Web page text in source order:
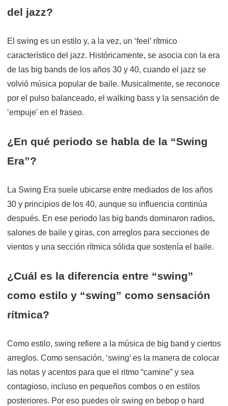
del jazz?
El swing es un estilo y, a la vez, un ‘feel’ rítmico
característico del jazz. Históricamente, se asocia con la era
de las big bands de los años 30 y 40, cuando el jazz se
volvió música popular de baile. Musicalmente, se reconoce
por el pulso balanceado, el walking bass y la sensación de
‘empuje’ en el fraseo.
¿En qué periodo se habla de la “Swing
Era”?
La Swing Era suele ubicarse entre mediados de los años
30 y principios de los 40, aunque su influencia continúa
después. En ese periodo las big bands dominaron radios,
salones de baile y giras, con arreglos para secciones de
vientos y una sección rítmica sólida que sostenía el baile.
¿Cuál es la diferencia entre “swing”
como estilo y “swing” como sensación
rítmica?
Como estilo, swing refiere a la música de big band y ciertos
arreglos. Como sensación, ‘swing’ es la manera de colocar
las notas y acentos para que el ritmo “camine” y sea
contagioso, incluso en pequeños combos o en estilos
posteriores. Por eso puedes oír swing en bebop o hard